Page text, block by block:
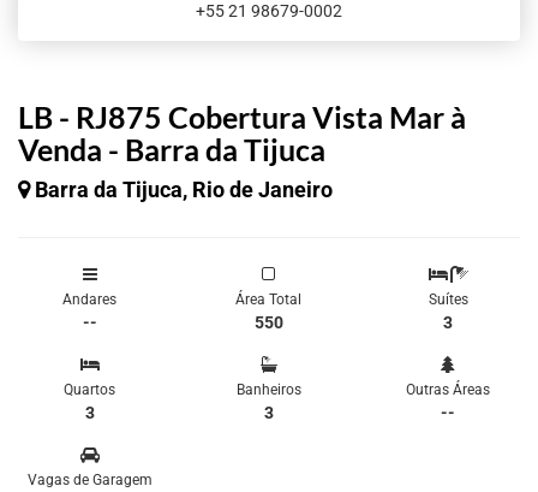
LB - RJ875 Cobertura Vista Mar à
Venda - Barra da Tijuca
Barra da Tijuca, Rio de Janeiro
Andares
--
Área Total
550
Suítes
3
Quartos
3
Banheiros
3
Outras Áreas
--
Vagas de Garagem
+55 21 98679-0002